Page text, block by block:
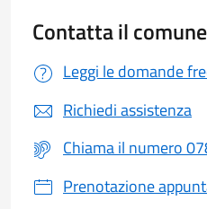
Contatta il comune
Leggi le domande
Richiedi assistenza
Chiama il numero
Prenotazione